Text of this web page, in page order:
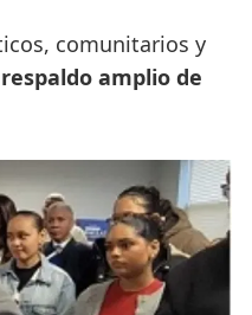
comunitarios y
respaldo amplio de